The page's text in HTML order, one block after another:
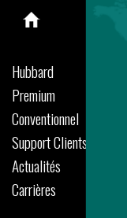
Hubbard
Premium
Conventionnel
Support Clients
Actualités
Carrières